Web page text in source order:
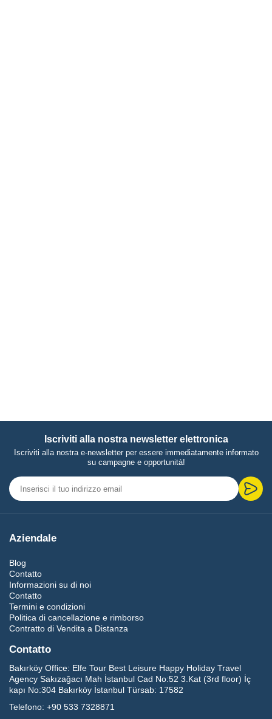
Iscriviti alla nostra newsletter elettronica
Iscriviti alla nostra e-newsletter per essere immediatamente informato
su campagne e opportunità!
Aziendale
Blog
Contatto
Informazioni su di noi
Contatto
Termini e condizioni
Politica di cancellazione e rimborso
Contratto di Vendita a Distanza
Contatto
Bakırköy Office: Elfe Tour Best Leisure Happy Holiday Travel
Agency Sakızağacı Mah İstanbul Cad No:52 3.Kat (3rd floor) İç
kapı No:304 Bakırköy İstanbul Türsab: 17582
Telefono: +90 533 7328871